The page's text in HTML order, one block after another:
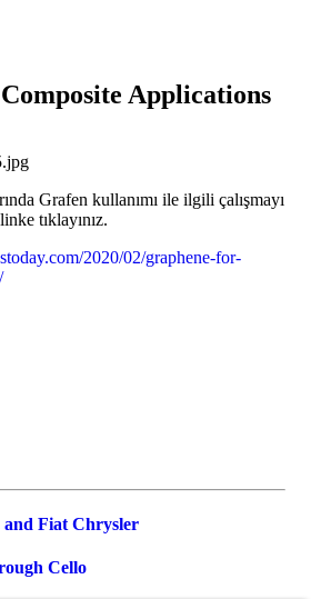
Applications
Grafen kullanımı ile ilgili çalışmayı
tıklayınız.
2020/02/graphene-for-
and Fiat Chrysler
Cello